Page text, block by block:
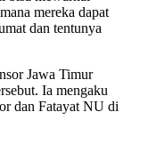
mereka dapat
dan tentunya
Jawa Timur
Ia mengaku
dan Fatayat NU di